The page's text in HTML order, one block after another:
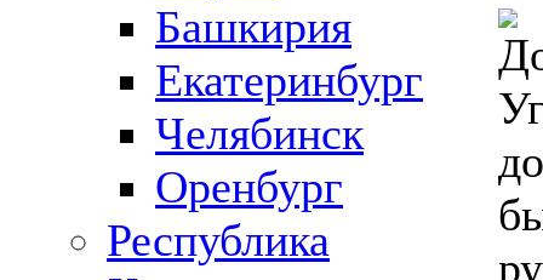
Башкирия
Екатеринбург
Челябинск
Оренбург
Республика